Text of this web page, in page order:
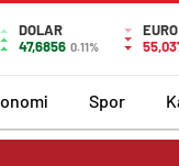
DOLAR
47,6856 0.11%
EURO
Spor